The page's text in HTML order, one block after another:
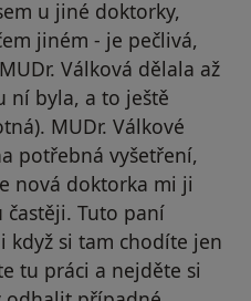
u jiné doktorky,
jiném - je pečlivá,
Válková dělala až
ní byla, a to ještě
MUDr. Válkové
potřebná vyšetření,
nová doktorka mi ji
Tuto paní
si tam chodíte jen
tu práci a nejděte si